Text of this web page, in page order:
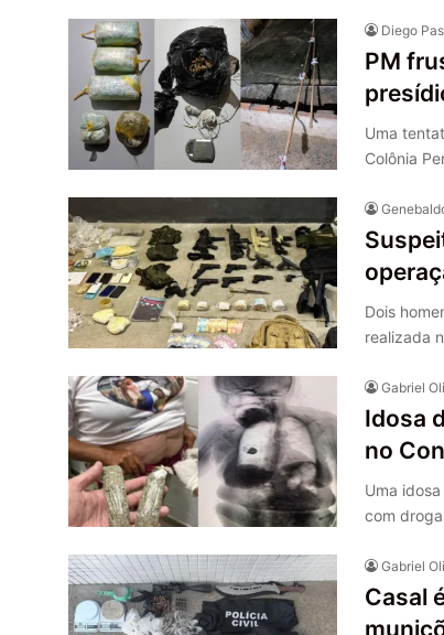
Diego
PM
Uma
Colônia
Dois
realizada
Gabriel
Idosa
no
Uma
com
Gabriel
Casal